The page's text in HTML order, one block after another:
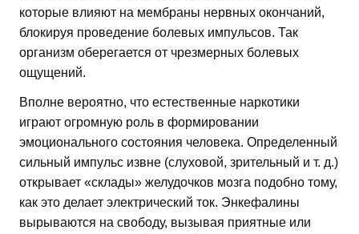
которые влияют на мембраны нервных окончаний,
блокируя проведение болевых импульсов. Так
организм оберегается от чрезмерных болевых
ощущений.
Вполне вероятно, что естественные наркотики
играют огромную роль в формировании
эмоционального состояния человека. Определенный
сильный импульс извне (слуховой, зрительный и т. д.)
открывает «склады» желудочков мозга подобно тому,
как это делает электрический ток. Энкефалины
вырываются на свободу, вызывая приятные или